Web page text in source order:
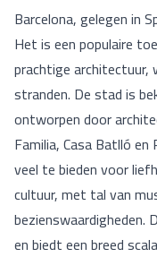
Barcelona, gelegen in
Het is een populaire
prachtige architectuur,
stranden. De stad is
ontworpen door
Familia, Casa Batlló
veel te bieden voor
cultuur, met tal van
en biedt een breed